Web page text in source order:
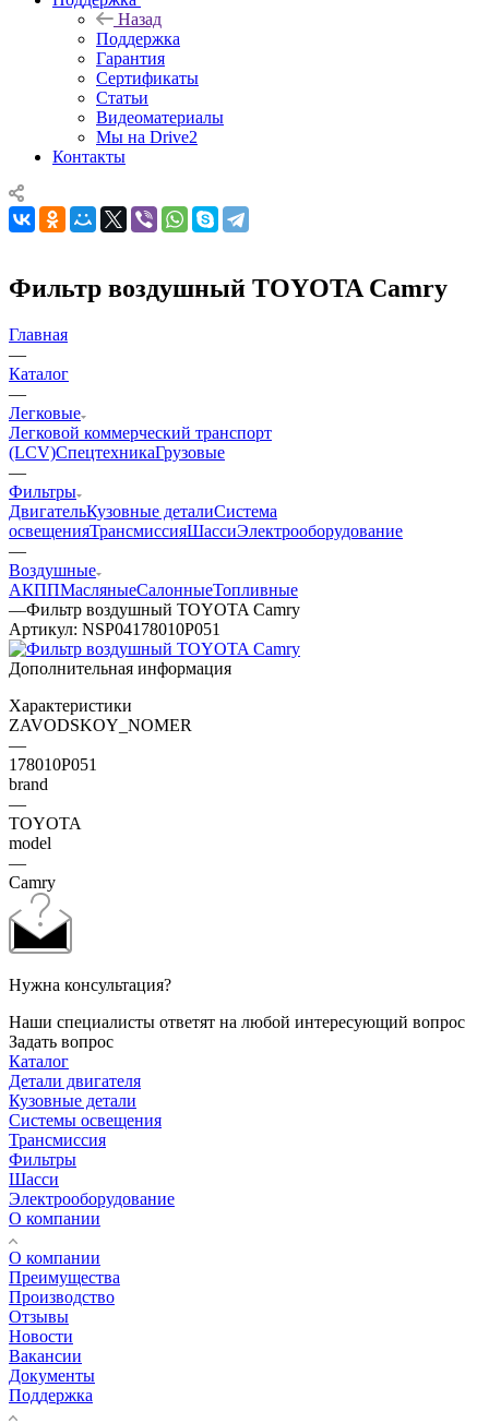
Назад
Поддержка
Гарантия
Сертификаты
Статьи
Видеоматериалы
Мы на Drive2
Контакты
Фильтр воздушный TOYOTA Camry
Главная
—
Каталог
—
Легковые
Легковой коммерческий транспорт
(LCV)СпецтехникаГрузовые
—
Фильтры
ДвигательКузовные деталиСистема
освещенияТрансмиссияШассиЭлектрооборудование
—
Воздушные
АКППМасляныеСалонныеТопливные
—Фильтр воздушный TOYOTA Camry
Артикул: NSP04178010P051
Дополнительная информация
Характеристики
ZAVODSKOY_NOMER
—
178010P051
brand
—
TOYOTA
model
—
Camry
Нужна консультация?
Наши специалисты ответят на любой интересующий вопрос
Задать вопрос
Каталог
Детали двигателя
Кузовные детали
Системы освещения
Трансмиссия
Фильтры
Шасси
Электрооборудование
О компании
О компании
Преимущества
Производство
Отзывы
Новости
Вакансии
Документы
Поддержка